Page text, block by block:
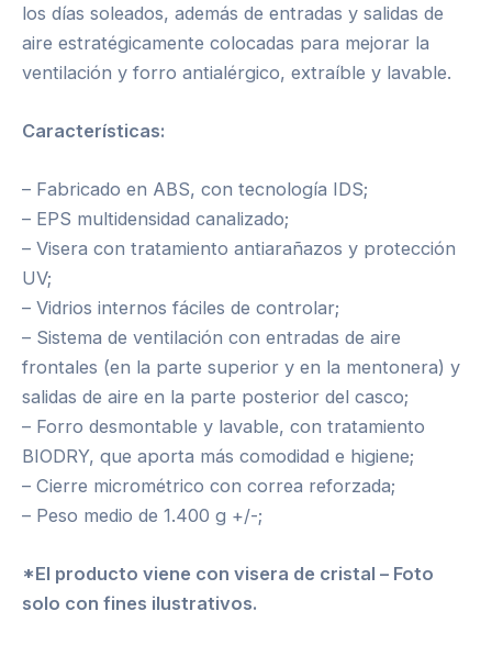
los días soleados, además de entradas y salidas de
aire estratégicamente colocadas para mejorar la
ventilación y forro antialérgico, extraíble y lavable.
Características:
– Fabricado en ABS, con tecnología IDS;
– EPS multidensidad canalizado;
– Visera con tratamiento antiarañazos y protección
UV;
– Vidrios internos fáciles de controlar;
– Sistema de ventilación con entradas de aire
frontales (en la parte superior y en la mentonera) y
salidas de aire en la parte posterior del casco;
– Forro desmontable y lavable, con tratamiento
BIODRY, que aporta más comodidad e higiene;
– Cierre micrométrico con correa reforzada;
– Peso medio de 1.400 g +/-;
*El producto viene con visera de cristal – Foto
solo con fines ilustrativos.